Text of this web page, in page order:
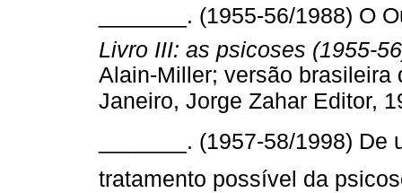
_______. (1955-56/1988) O
Livro III: as psicoses (1955-
Alain-Miller; versão brasileira
Janeiro, Jorge Zahar Editor,
_______. (1957-58/1998)
tratamento possível da